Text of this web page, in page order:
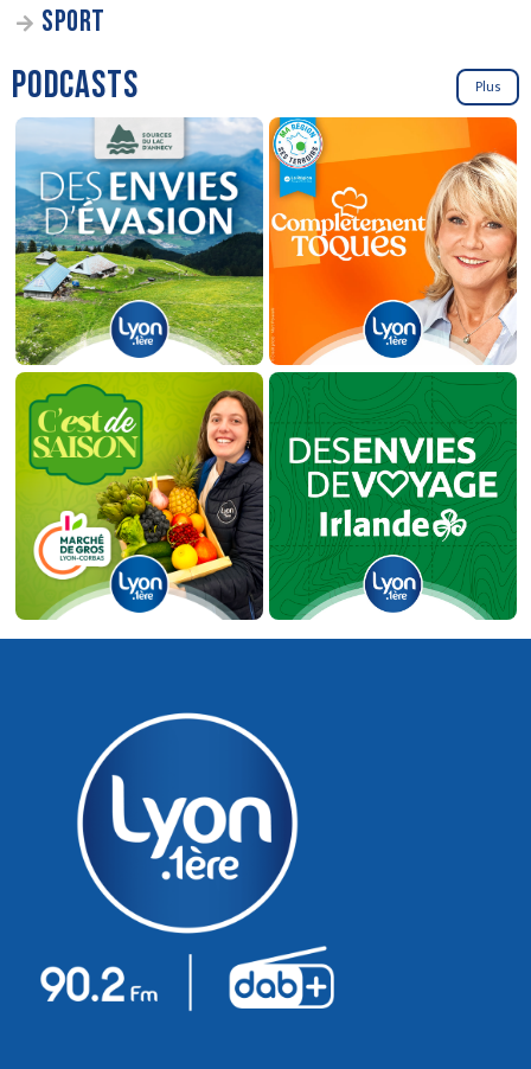
SPORT
PODCASTS Plus